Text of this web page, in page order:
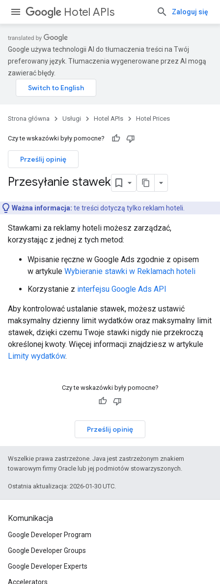
Hotel APIs Zaloguj się
Google używa technologii AI do tłumaczenia treści na Twój
preferowany język. Tłumaczenia wygenerowane przez AI mogą
zawierać błędy.
Strona główna Usługi Hotel APIs Hotel Prices
Czy te wskazówki były pomocne?
Prześlij opinię
Przesyłanie stawek
Ważna informacja: te treści dotyczą tylko reklam hoteli.
Stawkami za reklamy hoteli możesz zarządzać,
korzystając z jednej z tych metod:
Wpisanie ręczne w Google Ads zgodnie z opisem
w artykule Wybieranie stawki w Reklamach hoteli
Korzystanie z interfejsu Google Ads API
Aby kontrolować ustalanie stawek, możesz ustawić
maksymalny dzienny limit wydatków oraz maksymalny limit
stawek, dzięki czemu Twoje stawki nigdy nie przekroczą
określonej kwoty. Więcej informacji znajdziesz w artykule
Limity wydatków.
Czy te wskazówki były pomocne?
Prześlij opinię
Wszelkie prawa zastrzeżone. Java jest zastrzeżonym znakiem
towarowym firmy Oracle lub jej podmiotów stowarzyszonych.
Ostatnia aktualizacja: 2026-01-30 UTC.
Komunikacja
Google Developer Program
Google Developer Groups
Google Developer Experts
Accelerators